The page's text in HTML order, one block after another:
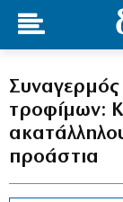
τροφίμων:
προάστια